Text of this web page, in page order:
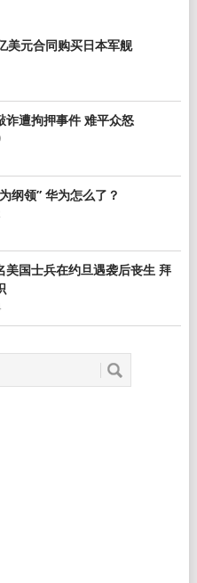
美元合同购买日本军舰
诈遭拘押事件 难平众怒
纲领” 华为怎么了？
美国士兵在约旦遇袭后丧生 拜